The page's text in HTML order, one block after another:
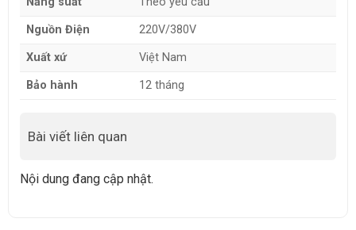
Nguồn Điện 220V/380V
Xuất xứ Việt Nam
Bảo hành 12 tháng
Bài viết liên quan
Nội dung đang cập nhật.